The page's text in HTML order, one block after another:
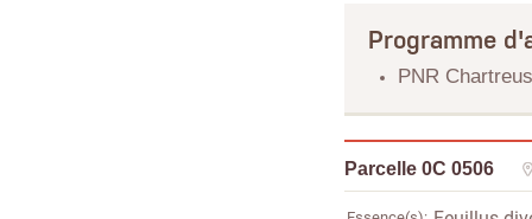
Programme
PNR
Parcelle 0C 0506